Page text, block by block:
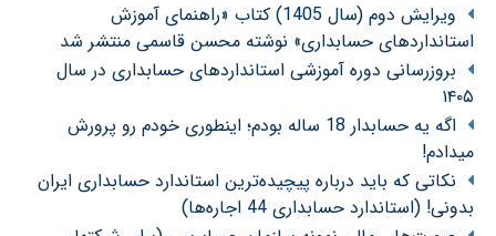
ویرایش دوم (سال 1405) کتاب «راهنمای آموزش
استانداردهای حسابداری» نوشته محسن قاسمی منتشر شد
بروزرسانی دوره آموزشی استانداردهای حسابداری در سال
۱۴۰۵
اگه یه حسابدار 18 ساله بودم؛ اینطوری خودم رو پرورش
میدادم!
نکاتی که باید درباره پیچیده‌ترین استاندارد حسابداری ایران
بدونی! (استاندارد حسابداری 44 اجاره‌ها)